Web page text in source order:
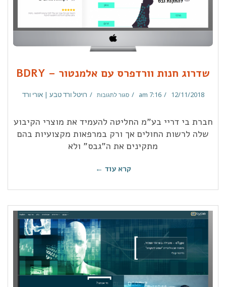
שדרוג חנות וורדפרס עם אלמנטור – BDRY
12/11/2018
7:16 am סגור לתגובות רויטל ורד טבע | אורי ורד
חברת בי דריי בע”מ החליטה להעמיד את מוצרי הקיבוע
שלה לרשות החולים אך ורק במרפאות מקצועיות בהם
מתקינים את ה”גבס” ולא
קרא עוד ←